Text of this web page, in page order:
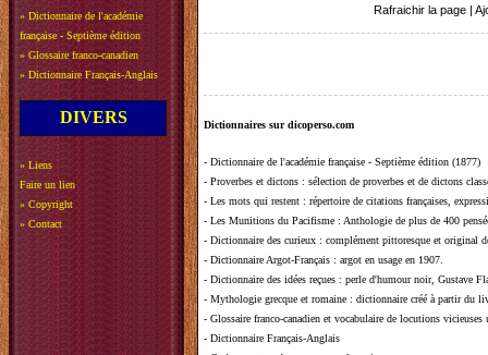
» Dictionnaire de l'académie
française - Septième édition
» Glossaire franco-canadien
» Dictionnaire Français-Anglais
DIVERS
» Liens
Faire un lien
» Copyright
» Contact
Rafraichir la page
Dictionnaires sur dicoperso.com
- Dictionnaire de l'académie française - Septième édition (1877)
- Proverbes et dictons : sélection de proverbes et de dictons
- Les mots qui restent : répertoire de citations françaises,
- Les Munitions du Pacifisme : Anthologie de plus de 400
- Dictionnaire des curieux : complément pittoresque et original
- Dictionnaire Argot-Français : argot en usage en 1907.
- Dictionnaire des idées reçues : perle d'humour noir, Gustave
- Mythologie grecque et romaine : dictionnaire créé à partir du
- Glossaire franco-canadien et vocabulaire de locutions vicieuses
- Dictionnaire Français-Anglais